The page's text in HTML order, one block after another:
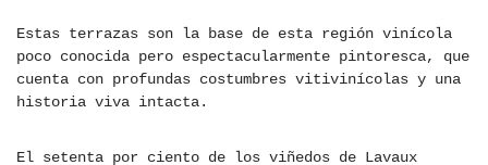
Estas terrazas son la base de esta región vinícola
poco conocida pero espectacularmente pintoresca, que
cuenta con profundas costumbres vitivinícolas y una
historia viva intacta.
El setenta por ciento de los viñedos de Lavaux